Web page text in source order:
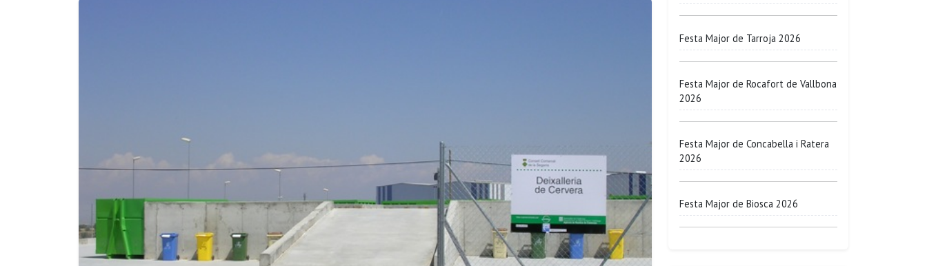
Festa Major de Tarroja 2026
Festa Major de Rocafort de Vallbona
2026
Festa Major de Concabella i Ratera
2026
Festa Major de Biosca 2026